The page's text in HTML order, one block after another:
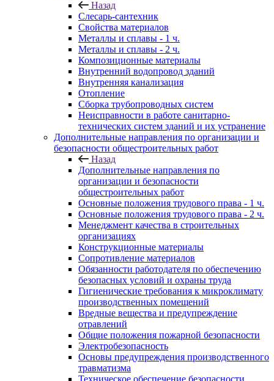
Назад
Слесарь-сантехник
Свойства материалов
Металлы и сплавы - 1 ч.
Металлы и сплавы - 2 ч.
Композиционные материалы
Внутренний водопровод зданий
Внутренняя канализация
Отопление
Сборка трубопроводных систем
Неисправности в работе санитарно-
технических систем зданий и их устранение
Дополнительные направления по организации и
безопасности общестроительных работ
Назад
Дополнительные направления по
организации и безопасности
общестроительных работ
Основные положения трудового права - 1 ч.
Основные положения трудового права - 2 ч.
Менеджмент качества в строительных
организациях
Конструкционные материалы
Сопротивление материалов
Обязанности работодателя по обеспечению
безопасных условий и охраны труда
Гигиенические требования к микроклимату
производственных помещений
Вредные вещества и предупреждение
отравлений
Общие положения пожарной безопасности
Электробезопасность
Основы предупреждения производственного
травматизма
Техническое обеспечение безопасности